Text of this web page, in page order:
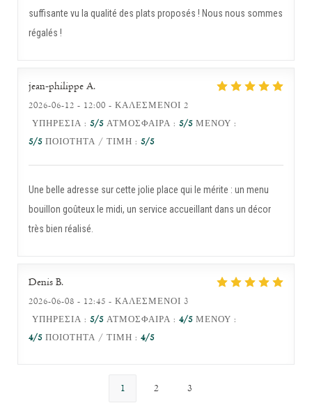
suffisante vu la qualité des plats proposés ! Nous nous sommes
régalés !
jean-philippe A
2026-06-12 - 12:00 - ΚΑΛΕΣΜΈΝΟΙ 2
ΥΠΗΡΕΣΊΑ : 5/5 ΑΤΜΌΣΦΑΙΡΑ : 5/5 ΜΕΝΟΎ :
5/5 ΠΟΙΌΤΗΤΑ / ΤΙΜΉ : 5/5
Une belle adresse sur cette jolie place qui le mérite : un menu
bouillon goûteux le midi, un service accueillant dans un décor
très bien réalisé.
Denis B
2026-06-08 - 12:45 - ΚΑΛΕΣΜΈΝΟΙ 3
ΥΠΗΡΕΣΊΑ : 5/5 ΑΤΜΌΣΦΑΙΡΑ : 4/5 ΜΕΝΟΎ :
4/5 ΠΟΙΌΤΗΤΑ / ΤΙΜΉ : 4/5
1 2 3